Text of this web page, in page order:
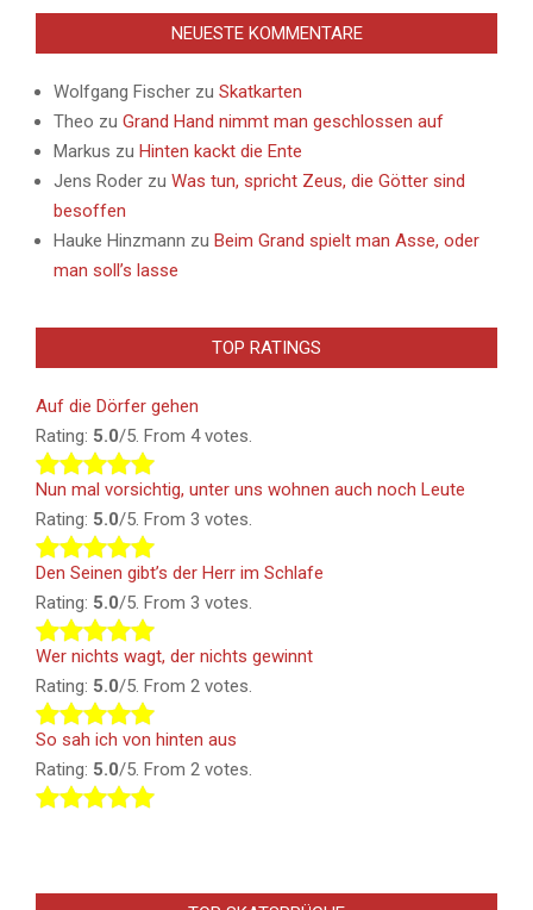
NEUESTE KOMMENTARE
Wolfgang Fischer zu Skatkarten
Theo zu Grand Hand nimmt man geschlossen auf
Markus zu Hinten kackt die Ente
Jens Roder zu Was tun, spricht Zeus, die Götter sind
besoffen
Hauke Hinzmann zu Beim Grand spielt man Asse, oder
man soll’s lasse
TOP RATINGS
Auf die Dörfer gehen
Rating: 5.0/5. From 4 votes.
Nun mal vorsichtig, unter uns wohnen auch noch Leute
Rating: 5.0/5. From 3 votes.
Den Seinen gibt’s der Herr im Schlafe
Rating: 5.0/5. From 3 votes.
Wer nichts wagt, der nichts gewinnt
Rating: 5.0/5. From 2 votes.
So sah ich von hinten aus
Rating: 5.0/5. From 2 votes.